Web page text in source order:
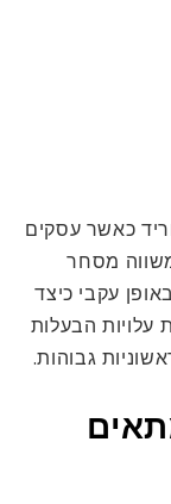
כאשר עסקים
מסחר
עקבי כיצד
עלויות הבעלות
גבוהות.